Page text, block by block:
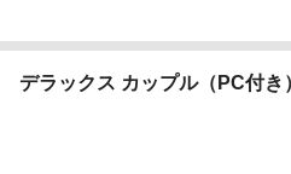
デラックス カップル（PC付き